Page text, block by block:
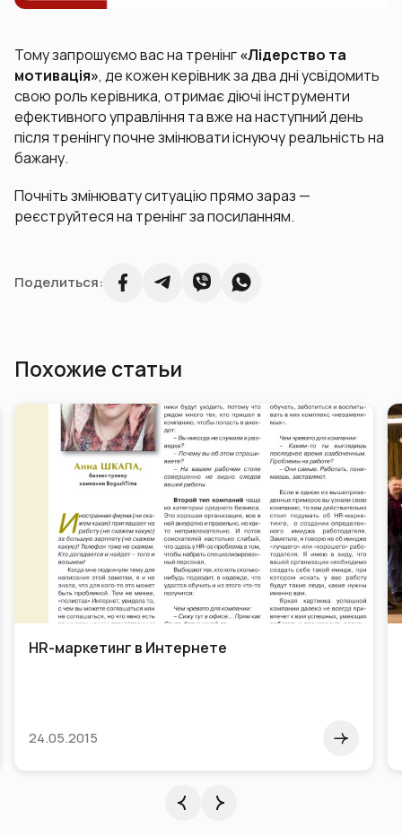
Тому запрошуємо вас на тренінг«Лідерство та
мотивація», де кожен керівник за два дні усвідомить
свою роль керівника, отримає діючі інструменти
ефективного управління та вже на наступний день
після тренінгу почне змінювати існуючу реальність на
бажану.
Почніть змінювату ситуацію прямо зараз —
реєструйтеся на тренінг за посиланням.
Поделиться:
Похожие статьи
HR-маркетинг в Интернете
24.05.2015